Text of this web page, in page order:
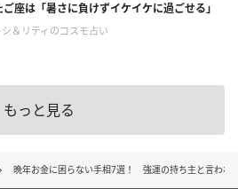
ご座は「暑さに負けずイケイケに過ごせる」
シ＆リティのコスモ占い
もっと見る
晩年お金に困らない手相7選！ 強運の持ち主と言われ